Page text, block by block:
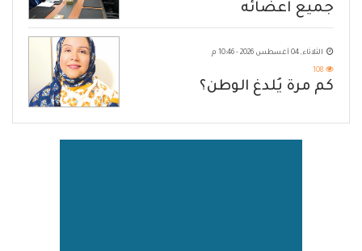
جميع اعضائه
الثلاثاء, 04 أغسطس 2026 - 10:46 م
108
كم مرة يُلدغ الوطن؟